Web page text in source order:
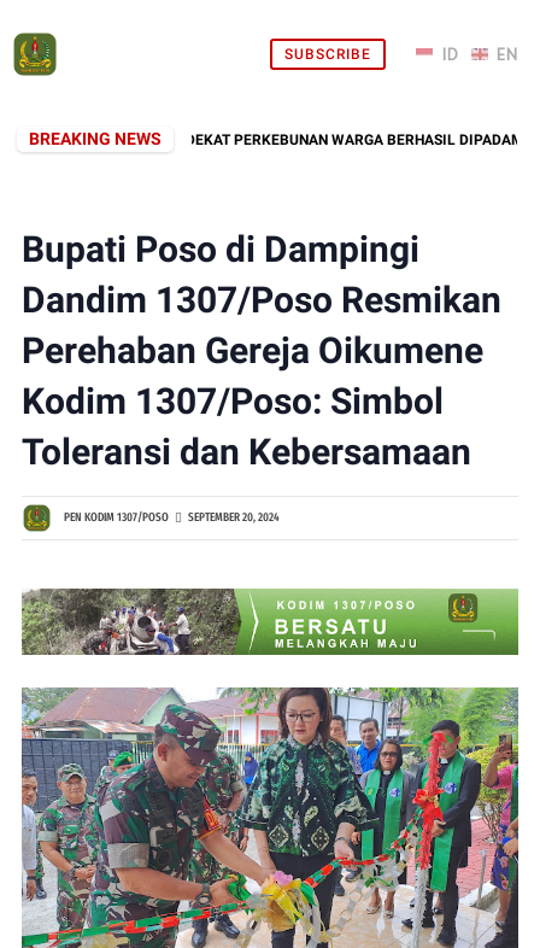
SUBSCRIBE
BREAKING NEWSLAHAN DEKAT PERKEBUNAN WARGA BERHASIL DIPADAMKAN
Bupati Poso di Dampingi
Dandim 1307/Poso Resmikan
Perehaban Gereja Oikumene
Kodim 1307/Poso: Simbol
Toleransi dan Kebersamaan
PEN KODIM 1307/POSO SEPTEMBER 20, 2024